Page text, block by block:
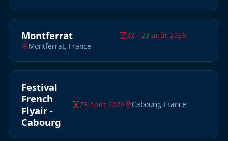
22 - 23 août 2026
Montferrat
Montferrat, France
23 août 2026
Festival
French
Flyair -
Cabourg
Cabourg, France